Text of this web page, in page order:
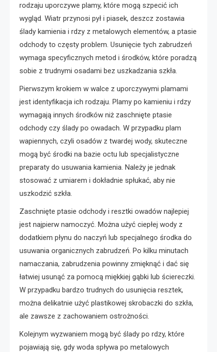
rodzaju uporczywe plamy, które mogą szpecić ich
wygląd. Wiatr przynosi pył i piasek, deszcz zostawia
ślady kamienia i rdzy z metalowych elementów, a ptasie
odchody to częsty problem. Usunięcie tych zabrudzeń
wymaga specyficznych metod i środków, które poradzą
sobie z trudnymi osadami bez uszkadzania szkła.
Pierwszym krokiem w walce z uporczywymi plamami
jest identyfikacja ich rodzaju. Plamy po kamieniu i rdzy
wymagają innych środków niż zaschnięte ptasie
odchody czy ślady po owadach. W przypadku plam
wapiennych, czyli osadów z twardej wody, skuteczne
mogą być środki na bazie octu lub specjalistyczne
preparaty do usuwania kamienia. Należy je jednak
stosować z umiarem i dokładnie spłukać, aby nie
uszkodzić szkła.
Zaschnięte ptasie odchody i resztki owadów najlepiej
jest najpierw namoczyć. Można użyć ciepłej wody z
dodatkiem płynu do naczyń lub specjalnego środka do
usuwania organicznych zabrudzeń. Po kilku minutach
namaczania, zabrudzenia powinny zmięknąć i dać się
łatwiej usunąć za pomocą miękkiej gąbki lub ściereczki.
W przypadku bardzo trudnych do usunięcia resztek,
można delikatnie użyć plastikowej skrobaczki do szkła,
ale zawsze z zachowaniem ostrożności.
Kolejnym wyzwaniem mogą być ślady po rdzy, które
pojawiają się, gdy woda spływa po metalowych